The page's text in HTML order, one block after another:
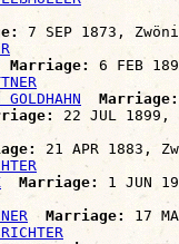
7 SEP 1873,
Marriage:
6 FEB
Marriage:
22 JUL 1899,
21 APR 1883,
Marriage:
1 JUN
Marriage:
17